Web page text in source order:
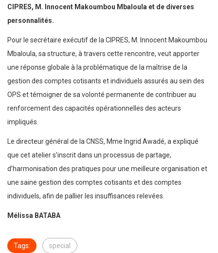
CIPRES, M. Innocent Makoumbou Mbaloula et de diverses
personnalités.
Pour le secrétaire exécutif de la CIPRES, M. Innocent Makoumbou
Mbaloula, sa structure, à travers cette rencontre, veut apporter
une réponse globale à la problématique de la maîtrise de la
gestion des comptes cotisants et individuels assurés au sein des
OPS et témoigner de sa volonté permanente de contribuer au
renforcement des capacités opérationnelles des acteurs
impliqués.
Le directeur général de la CNSS, Mme Ingrid Awadé, a expliqué
que cet atelier s’inscrit dans un processus de partage,
d’harmonisation des pratiques pour une meilleure organisation et
une saine gestion des comptes cotisants et des comptes
individuels, afin de pallier les insuffisances relevées.
Mélissa BATABA
Tags: special